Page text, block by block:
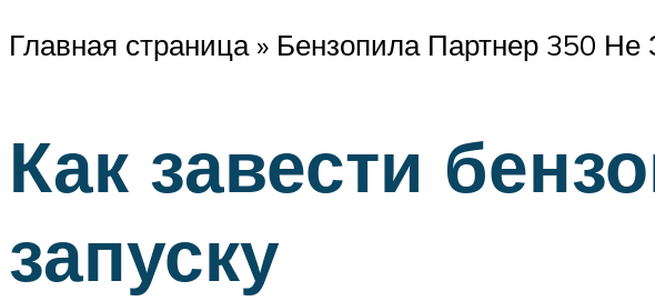
Главная страница » Бензопила Партнер 350
Как завести
запуску